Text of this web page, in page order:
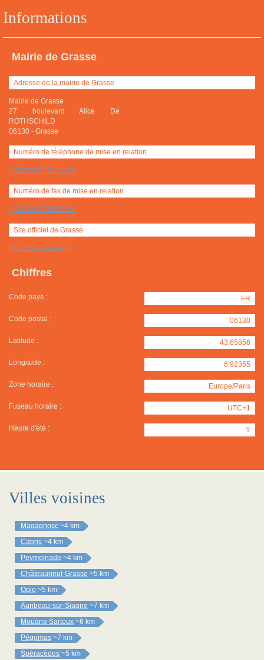
Informations
Mairie de Grasse
Adresse de la mairie de Grasse
Mairie de Grasse
27 boulevard Alice De
ROTHSCHILD
06130 - Grasse
Numéro de téléphone de mise en relation
+(33) 04 97 05 51 60
Numéro de fax de mise en relation
+(33) 04 97 05 51 61
Site officiel de Grasse
http://www.grasse.fr/
Chiffres
Code pays : FR
Code postal : 06130
Latitude : 43.65856
Longitude : 6.92355
Zone horaire : Europe/Paris
Fuseau horaire : UTC+1
Heure d'été : Y
Villes voisines
Magagnosc ~4 km
Cabris ~4 km
Peymeinade ~4 km
Châteauneuf-Grasse ~5 km
Opio ~5 km
Auribeau-sur-Siagne ~7 km
Mouans-Sartoux ~6 km
Pégomas ~7 km
Spéracèdes ~5 km